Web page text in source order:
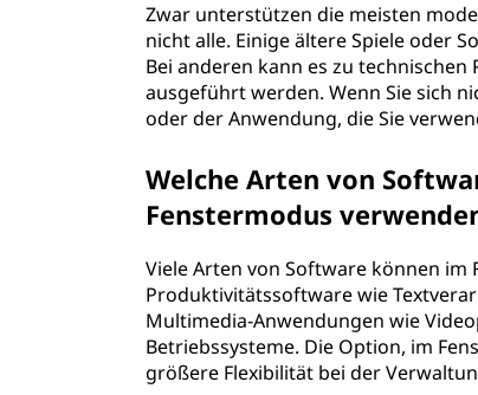
Zwar unterstützen die meisten
nicht alle. Einige ältere Spiele oder
Bei anderen kann es zu
ausgeführt werden. Wenn Sie sich
oder der Anwendung, die Sie
Welche Arten von
Fenstermodus
Viele Arten von Software können
Produktivitätssoftware wie
Multimedia-Anwendungen wie
Betriebssysteme. Die Option, im
größere Flexibilität bei der